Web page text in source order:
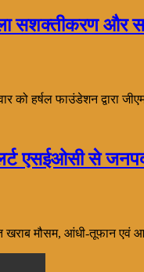
सशक्तीकरण और
को हर्षल फाउंडेशन द्वारा
एसईओसी से
खराब मौसम, आंधी-तूफान